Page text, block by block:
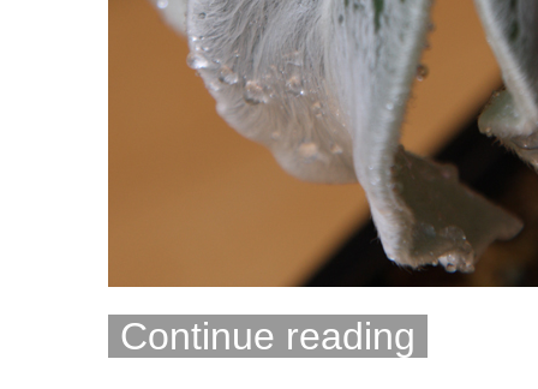
Continue reading